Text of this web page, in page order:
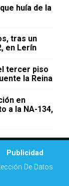
huía de la
tras un
en Lerín
tercer piso
la Reina
en
a la NA-134,
Publicidad
De Datos